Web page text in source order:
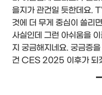
을지가 관건일 듯한데요.
것에 더 무게 중심이 쏠리
사실인데 그런 아쉬움을
지 궁금해지네요. 궁금증
건 CES 2025 이후가 되